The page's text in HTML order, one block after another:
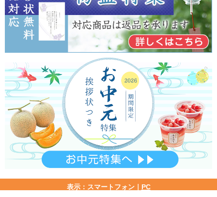
表示：スマートフォン｜ PC